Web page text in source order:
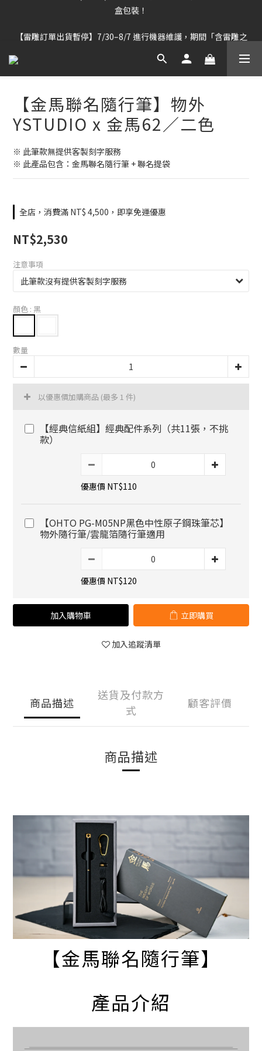
【雷雕訂單出貨暫停】7/30–8/7 進行機器維護，期間「含雷雕之
【雷雕訂單出貨暫停】7/30–8/7 進行機器維護，期間「含雷雕之
【✨限時活動✨】7/24 - 8/5 購買指定筆款，即享 $1 元加購精緻禮
【雷雕訂單出貨暫停】7/30–8/7 進行機器維護，期間「含雷雕之
訂單」將暫停出貨，敬請見諒。
【金馬聯名隨行筆】物外
YSTUDIO x 金馬62／二色
※ 此筆款無提供客製刻字服務
※ 此產品包含：金馬聯名隨行筆 + 聯名提袋
全店，消費滿 NT$ 4,500，即享免運優惠
NT$2,530
注意事項
顏色 : 黑
數量
以優惠價加購商品 (最多 1 件)
【經典信紙組】經典配件系列（共11張，不挑
款）
優惠價 NT$110
【OHTO PG-M05NP黑色中性原子鋼珠筆芯】
物外隨行筆/雲龍箔隨行筆適用
優惠價 NT$120
加入購物車 立即購買
加入追蹤清單
商品描述
送貨及付款方
式
顧客評價
商品描述
【金馬聯名隨行筆】
產品介紹